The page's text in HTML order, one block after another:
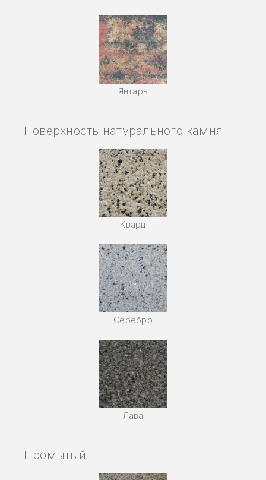
Янтарь
Поверхность натурального камня
Кварц
Серебро
Лава
Промытый